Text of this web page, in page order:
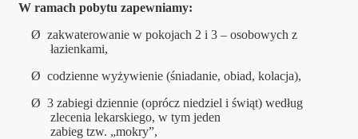
W ramach pobytu zapewniamy:
Ø zakwaterowanie w pokojach 2 i 3 – osobowych z
łazienkami,
Ø codzienne wyżywienie (śniadanie, obiad, kolacja),
Ø 3 zabiegi dziennie (oprócz niedziel i świąt) według
zlecenia lekarskiego, w tym jeden
zabieg tzw. „mokry”,